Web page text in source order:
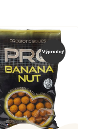
Výprodej!